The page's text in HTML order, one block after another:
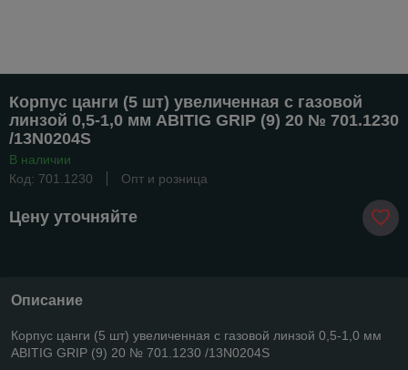
Корпус цанги (5 шт) увеличенная с газовой
линзой 0,5-1,0 мм ABITIG GRIP (9) 20 № 701.1230
/13N0204S
В наличии
Код: 701.1230
Опт и розница
Цену уточняйте
Описание
Корпус цанги (5 шт) увеличенная с газовой линзой 0,5-1,0 мм
ABITIG GRIP (9) 20 № 701.1230 /13N0204S